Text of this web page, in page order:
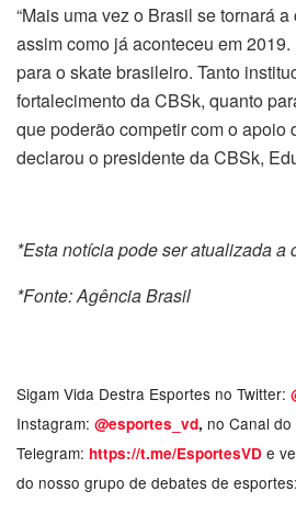
“Mais uma vez o Brasil se tornará
assim como já aconteceu em
para o skate brasileiro. Tanto
fortalecimento da CBSk, quanto
que poderão competir com o apoio
declarou o presidente da CBSk,
*Esta notícia pode ser atualizada a
*Fonte: Agência Brasil
Sigam Vida Destra Esportes no Twitter:
Instagram: @esportes_vd, no Canal do
Telegram: https://t.me/EsportesVD e
do nosso grupo de debates de esportes: